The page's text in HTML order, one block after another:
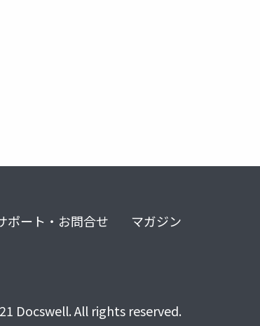
ポート・お問合せ マガジン
Docswell. All rights reserved.